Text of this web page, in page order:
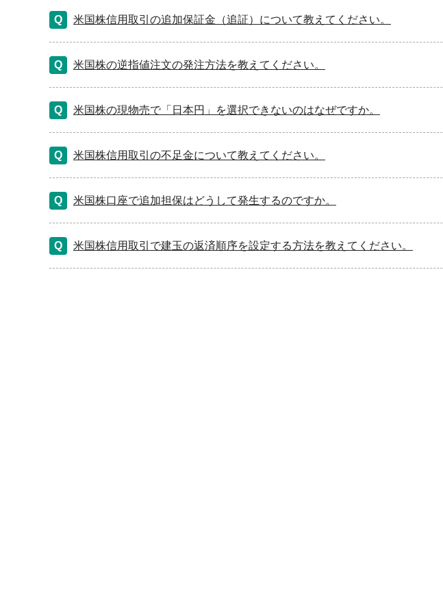
米国株信用取引の追加保証金（追証）について教えてください。
米国株の逆指値注文の発注方法を教えてください。
米国株の現物売で「日本円」を選択できないのはなぜですか。
米国株信用取引の不足金について教えてください。
米国株口座で追加担保はどうして発生するのですか。
米国株信用取引で建玉の返済順序を設定する方法を教えてください。